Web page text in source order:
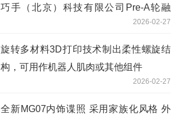
巧手（北京）科技有限公司Pre-A轮融
资，其经过多轮融资后，目前公司及子公
司凯普奇合计持股比例约4.58%
2026-02-27
旋转多材料3D打印技术制出柔性螺旋结
构，可用作机器人肌肉或其他组件
2026-02-27
全新MG07内饰谍照 采用家族化风格 外